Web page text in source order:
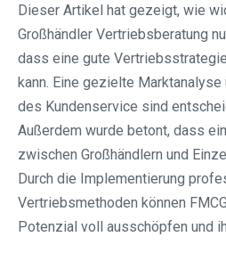
Dieser Artikel hat gezeigt, wie
Großhändler Vertriebsberatung
dass eine gute
kann. Eine gezielte
des Kundenservice sind
Außerdem wurde betont, dass
zwischen Großhändlern und
Durch die Implementierung
Vertriebsmethoden können
Potenzial voll ausschöpfen und